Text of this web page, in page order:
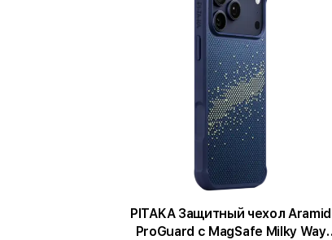
PITAKA Защитный чехол Aramid
ProGuard с MagSafe Milky Way